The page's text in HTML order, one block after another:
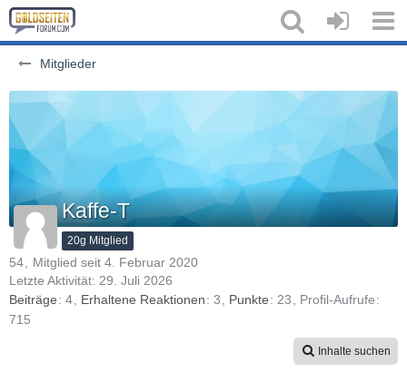
Mitglieder
Kaffe-T
20g Mitglied
54
Mitglied seit 4. Februar 2020
Letzte Aktivität: 29. Juli 2026
Beiträge
4 Erhaltene Reaktionen 3 Punkte 23
Profil-Aufrufe
715
Inhalte suchen